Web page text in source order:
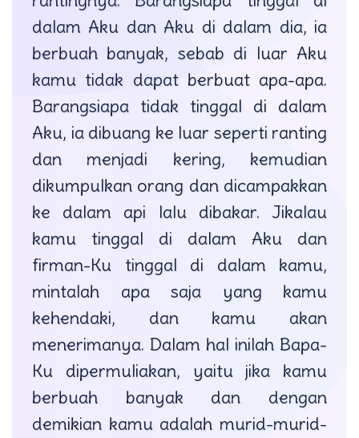
dalam Aku dan Aku di dalam dia, ia
berbuah banyak, sebab di luar Aku
kamu tidak dapat berbuat apa-apa.
Barangsiapa tidak tinggal di dalam
Aku, ia dibuang ke luar seperti ranting
dan menjadi kering, kemudian
dikumpulkan orang dan dicampakkan
ke dalam api lalu dibakar. Jikalau
kamu tinggal di dalam Aku dan
firman-Ku tinggal di dalam kamu,
mintalah apa saja yang kamu
kehendaki, dan kamu akan
menerimanya. Dalam hal inilah Bapa-
Ku dipermuliakan, yaitu jika kamu
berbuah banyak dan dengan
demikian kamu adalah murid-murid-